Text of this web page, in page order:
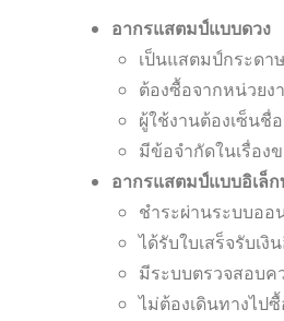
อากรแสตมป์แบบดวง
เป็นแสตมป์กระดา
ต้องซื้อจากหน่วย
ผู้ใช้งานต้องเซ็น
มีข้อจำกัดในเรื่อง
อากรแสตมป์แบบอิเล็
ชำระผ่านระบบอ
ได้รับใบเสร็จรับเ
มีระบบตรวจสอบ
ไม่ต้องเดินทางไป